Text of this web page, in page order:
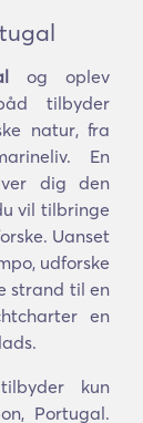
og oplev
tilbyder
natur, fra
En
dig den
vil tilbringe
Uanset
udforske
strand til en
en
tilbyder kun
Portugal.